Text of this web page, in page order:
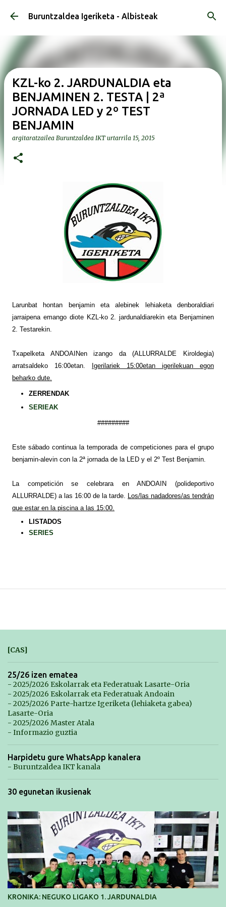
Saltatu eta joan eduki nagusira
Buruntzaldea Igeriketa - Albisteak
KZL-ko 2. JARDUNALDIA eta
BENJAMINEN 2. TESTA | 2ª
JORNADA LED y 2º TEST
BENJAMIN
argitaratzailea Buruntzaldea IKT urtarrila 15, 2015
Larunbat hontan benjamin eta alebinek lehiaketa denboraldiari
jarraipena emango diote KZL-ko 2. jardunaldiarekin eta Benjaminen
2. Testarekin.
Txapelketa ANDOAINen izango da (ALLURRALDE Kiroldegia)
arratsaldeko 16:00etan.
Igerilariek 15:00etan igerilekuan egon
beharko dute.
ZERRENDAK
SERIEAK
#########
Este sábado continua la temporada de competiciones para el grupo
benjamin-alevin con la 2ª jornada de la LED y el 2º Test Benjamin.
La competición se celebrara en ANDOAIN (polideportivo
ALLURRALDE) a las 16:00 de la tarde. Los/las nadadores/as tendrán
que estar en la piscina a las 15:00.
LISTADOS
SERIES
[CAS]
25/26 izen ematea
- 2025/2026 Eskolarrak eta Federatuak Lasarte-Oria
- 2025/2026 Eskolarrak eta Federatuak Andoain
- 2025/2026 Parte-hartze Igeriketa (lehiaketa gabea)
Lasarte-Oria
- 2025/2026 Master Atala
- Informazio guztia
Harpidetu gure WhatsApp kanalera
- Buruntzaldea IKT kanala
30 egunetan ikusienak
KRONIKA: NEGUKO LIGAKO 1. JARDUNALDIA